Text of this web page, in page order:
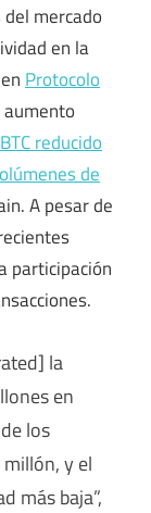
mercado
en la
Protocolo
BTC reducido
de
A pesar de
participación
la
en
los
y el
más baja”,